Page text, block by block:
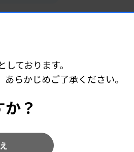
まとめ
］
まとめ
ております。
らかじめご了承ください。
？